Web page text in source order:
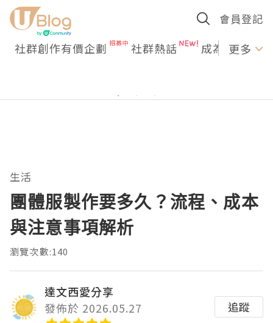
會員登記
社群創作有價企劃 社群熱話 成為U更多
生活
團體服製作要多久？流程、成本
與注意事項解析
瀏覽次數:140
達文西愛分享
發佈於 2026.05.27
追蹤